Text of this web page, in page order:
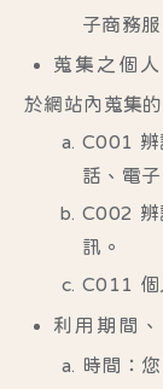
子商務
蒐集之個人
於網站內蒐集
C001 辨
話、電
C002 辨
訊。
C011 個
利用期間
時間：